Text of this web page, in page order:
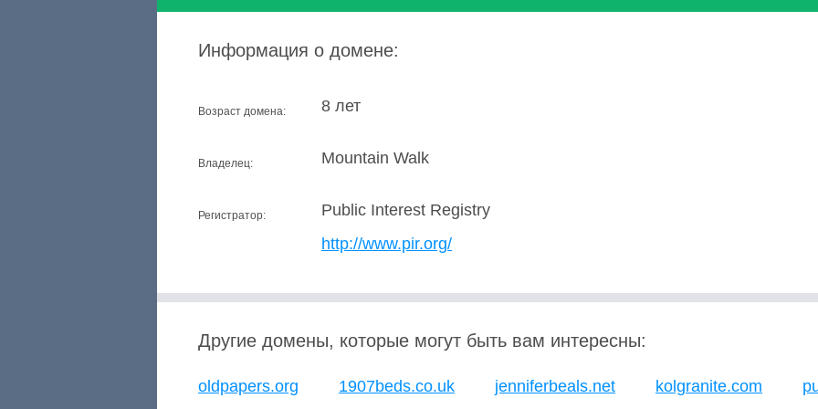
Информация о домене:
Возраст домена: 8 лет
Владелец: Mountain Walk
Регистратор:
Public Interest Registry
http://www.pir.org/
Другие домены, которые могут быть вам интересны:
oldpapers.org 1907beds.co.uk jenniferbeals.net kolgranite.com